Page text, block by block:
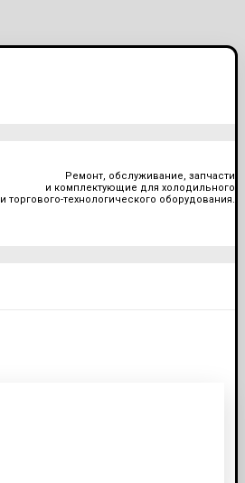
Ремонт, обслуживание, запчасти
и комплектующие для холодильного
и торгового-технологического оборудования.